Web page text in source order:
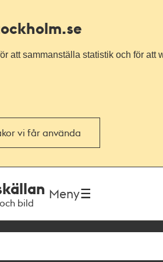
att sammanställa statistik och för att
vi får använda
bild
Meny